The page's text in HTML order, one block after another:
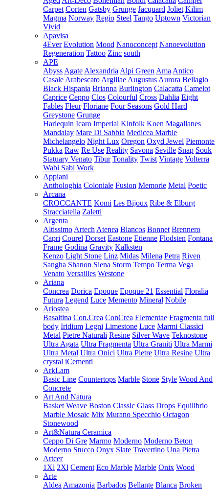
Carpet Corten Gatsby Grunge Jacquard Joliet Kilim
Magma Norway Regio Steel Tango Uptown Victorian
Vivid
Apavisa
4Ever Evolution Mood Nanoconcept Nanoevolution
Regeneration Tattoo Zinc south
APE
Abyss Agate Alexandria Alpi Green Ama Antico
Casale Arabescato Argillae Augustus Aurora Bellagio
Black Hispania Brianna Burlington Calacatta Camelot
Caprice Ceppo Clos Colourful Cross Dahlia Eight
Fables Fleur Floriane Four Seasons Gold Hard
Greystone Grunge
Harlequin Icaro Imperial Kinfolk Koen Magallanes
Mandalay Mare Di Sabbia Medicea Marble
Michelangelo Night Lux Oregon Oxyd Jewel Piemonte
Pukka Raw Re Use Reality Savona Seville Snap Souk
Statuary Venato Tibur Tonality Twist Vintage Volterra
Wabi Sabi Work
Appiani
Anthologhia Coloniale Fusion Memorie Metal Poetic
Arcana
CROCCANTE Komi Les Bijoux Ribe & Elburg
Stracciatella Zaletti
Argenta
Altissimo Artech Atenea Blancos Bonnet Brennero
Capri Courel Dorset Eastone Etienne Flodsten Fontana
Frame Godina Gravity Kalksten
Kenzo Light Stone Linz Midas Milena Petra Riven
Sangha Shanon Siena Storm Tempo Terma Vega
Venato Versailles Westone
Ariana
Concrea Dorica Epoque Epoque 21 Essential Floralia
Futura Legend Luce Memento Mineral Nobile
Ariostea
Basaltina Con.Crea ConCrea Elementae Fragmenta full
body Iridium Legni Limestone Luce Marmi Classici
Metal Pietre Naturali Resine Silver Wave Teknostone
Ultra Agata Ultra Fragmenta Ultra Graniti Ultra Marmi
Ultra Metal Ultra Onici Ultra Pietre Ultra Resine Ultra
crystal iCementi
ArkLam
Basic Line Countertops Marble Stone Style Wood And
Concrete
Art And Natura
Basket Weave Boston Classic Glass Drops Equilibrio
Marble Mosaic Mix Murano Specchio Octagon
Stonewood
Art&Natura Ceramica
Ceppo Di Gre Marmo Moderno Moderno Beton
Moderno Stucco Onyx Slate Travertino Una Pietra
Artcer
1Xl 2Xl Cement Eco Marble Marble Onix Wood
Arte
Aldea Amazonia Barbados Bellante Blanca Broken